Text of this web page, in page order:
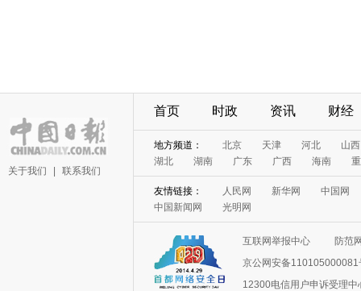
关于我们 联系我们
首页 时政 资讯 财经
地方频道： 北京 天津 河北
山西
湖北
湖南 广东 广西 海南
友情链接： 人民网 新华网
中国网
中国新闻网
光明网
互联网举报中心
防范
京公网安备110105000081
12300电信用户申诉受理中